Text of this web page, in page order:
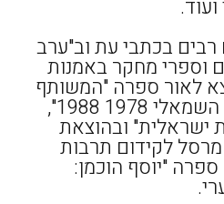
בכתבי עת וב"ערב
וספרי מחקר באמנות
ב-2022 יצא לאור ספרה "המשותף
קיבוץ": אמנות מהצד השמאלי 1978 1988",
ישראלית" ובהוצאת
מרסל לקידום תרבות
ב-2023 יצא ספרה "יוסף הוכמן: